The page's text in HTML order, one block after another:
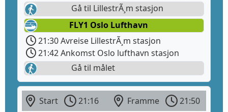
Gå til LillestrÃ¸m stasjon
FLY1 Oslo Lufthavn
21:30 Avreise LillestrÃ¸m stasjon
21:42 Ankomst Oslo lufthavn stasjon
Gå til målet
Start 21:16 Framme
21:50